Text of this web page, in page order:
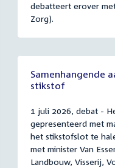
debatteert erover
Zorg).
Samenhangende
stikstof
1 juli 2026, debat -
gepresenteerd met
het stikstofslot te
met minister Van
Landbouw, Visserij,